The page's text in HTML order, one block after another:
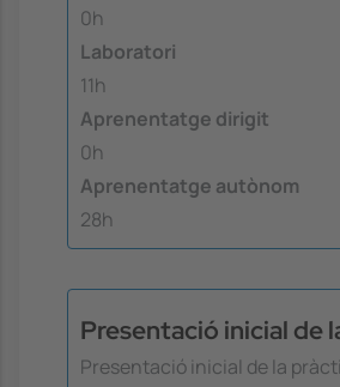
0h
Laboratori
11h
Aprenentatge dirigit
0h
Aprenentatge autònom
28h
Presentació inicial de
Presentació inicial de la